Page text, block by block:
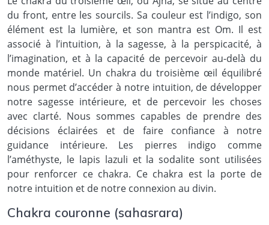
du front, entre les sourcils. Sa couleur est l’indigo, son
élément est la lumière, et son mantra est Om. Il est
associé à l’intuition, à la sagesse, à la perspicacité, à
l’imagination, et à la capacité de percevoir au-delà du
monde matériel. Un chakra du troisième œil équilibré
nous permet d’accéder à notre intuition, de développer
notre sagesse intérieure, et de percevoir les choses
avec clarté. Nous sommes capables de prendre des
décisions éclairées et de faire confiance à notre
guidance intérieure. Les pierres indigo comme
l’améthyste, le lapis lazuli et la sodalite sont utilisées
pour renforcer ce chakra. Ce chakra est la porte de
notre intuition et de notre connexion au divin.
Chakra couronne (sahasrara)